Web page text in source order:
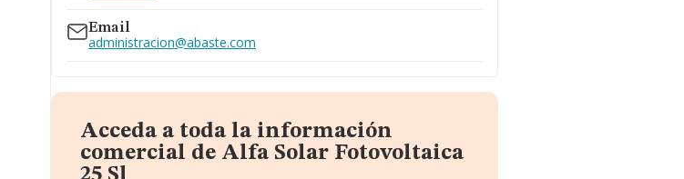
Email
administracion@abaste.com
Acceda a toda la información
comercial de Alfa Solar Fotovoltaica